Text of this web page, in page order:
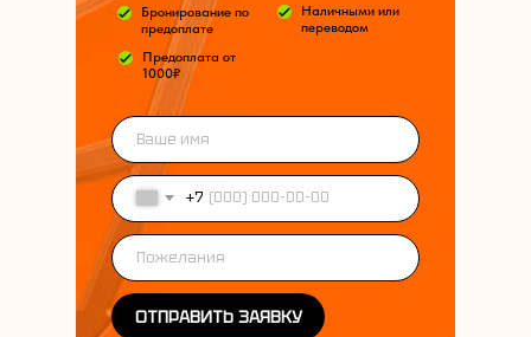
Бронирование по
предоплате
Предоплата от
1000₽
Наличными или
переводом
+7
ОТПРАВИТЬ ЗАЯВКУ